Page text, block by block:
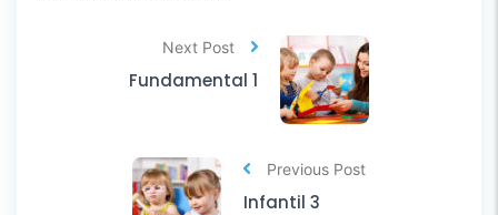
Previous Post
Infantil 3
Next Post
Fundamental 1